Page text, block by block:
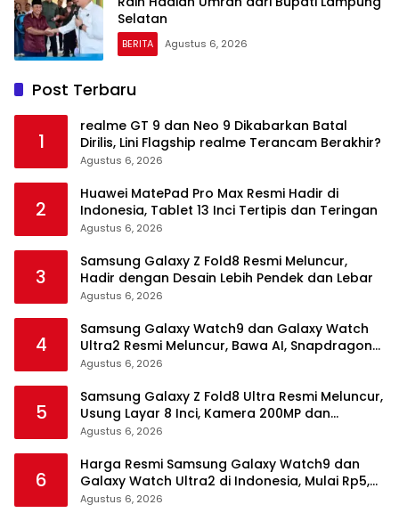
Selatan
BERITA Agustus 6, 2026
Post Terbaru
1
realme GT 9 dan Neo 9 Dikabarkan Batal
Dirilis, Lini Flagship realme Terancam Berakhir?
Agustus 6, 2026
2
Huawei MatePad Pro Max Resmi Hadir di
Indonesia, Tablet 13 Inci Tertipis dan Teringan
Agustus 6, 2026
3
Samsung Galaxy Z Fold8 Resmi Meluncur,
Hadir dengan Desain Lebih Pendek dan Lebar
Agustus 6, 2026
4
Samsung Galaxy Watch9 dan Galaxy Watch
Ultra2 Resmi Meluncur, Bawa AI, Snapdragon
Wear Elite, dan Fitur Kesehatan Baru
Agustus 6, 2026
5
Samsung Galaxy Z Fold8 Ultra Resmi Meluncur,
Usung Layar 8 Inci, Kamera 200MP dan
Snapdragon 8 Elite Gen 5
Agustus 6, 2026
6
Harga Resmi Samsung Galaxy Watch9 dan
Galaxy Watch Ultra2 di Indonesia, Mulai Rp5,9
Jutaan
Agustus 6, 2026